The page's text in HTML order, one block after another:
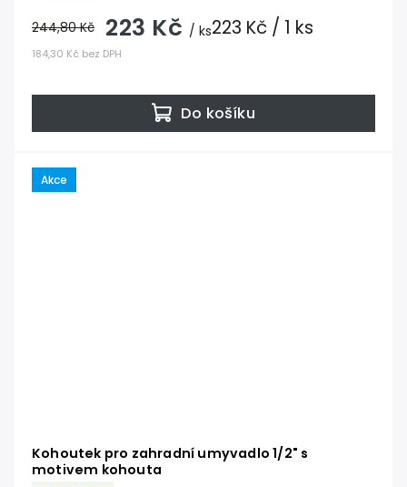
184,30 Kč bez DPH
244,80 Kč 223 Kč / ks223 Kč / 1 ks
Do košíku
Akce
Kohoutek pro zahradní umyvadlo 1/2" s
motivem kohouta